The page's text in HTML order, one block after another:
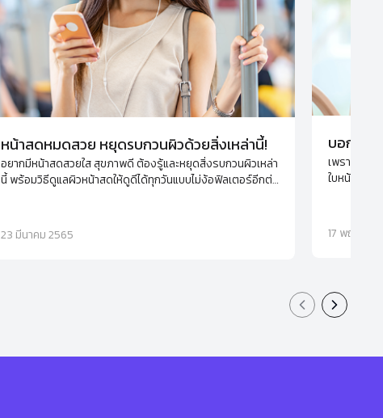
หน้าสดหมดสวย หยุดรบกวนผิวด้วยสิ่งเหล่านี้!
อยากมีหน้าสดสวยใส สุขภาพดี ต้องรู้และหยุดสิ่งรบกวนผิวเหล่า
นี้ พร้อมวิธีดูแลผิวหน้าสดให้ดูดีได้ทุกวันแบบไม่ง้อฟิลเตอร์อีกต่อ
23 มีนาคม 2565
บอกลาริ้
เพราะควา
ใบหน้า จัด
17 พฤษภาค
Previous slide
Next